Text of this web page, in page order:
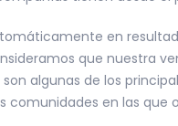
en
que nuestra
algunas de los
en las